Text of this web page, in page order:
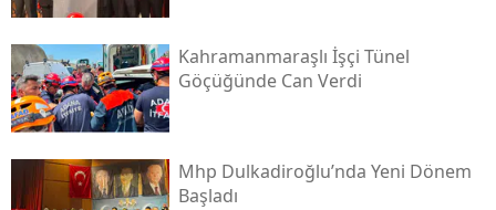
Kahramanmaraşlı İşçi Tünel
Göçüğünde Can Verdi
Mhp Dulkadiroğlu’nda Yeni Dönem
Başladı